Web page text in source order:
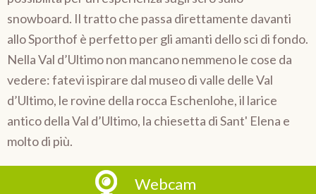
snowboard. Il tratto che passa direttamente davanti
allo Sporthof è perfetto per gli amanti dello sci di fondo.
Nella Val d’Ultimo non mancano nemmeno le cose da
vedere: fatevi ispirare dal museo di valle delle Val
d’Ultimo, le rovine della rocca Eschenlohe, il larice
antico della Val d’Ultimo, la chiesetta di Sant' Elena e
molto di più.
Webcam